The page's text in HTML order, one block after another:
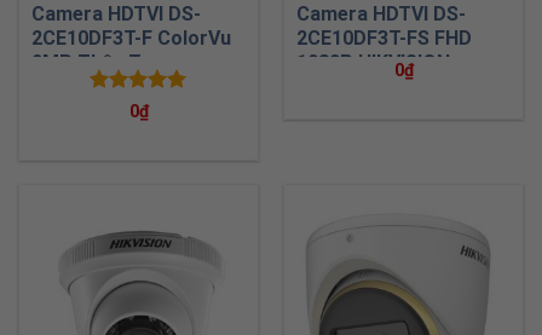
Camera HDTVI DS-
2CE10DF3T-F ColorVu
2MP Thân Trụ
HIKVISION
Được xếp
5.00
0₫
Camera HDTVI DS-
2CE10DF3T-FS FHD
1080P HIKVISION
0₫